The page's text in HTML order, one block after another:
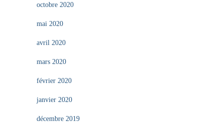
octobre 2020
mai 2020
avril 2020
mars 2020
février 2020
janvier 2020
décembre 2019